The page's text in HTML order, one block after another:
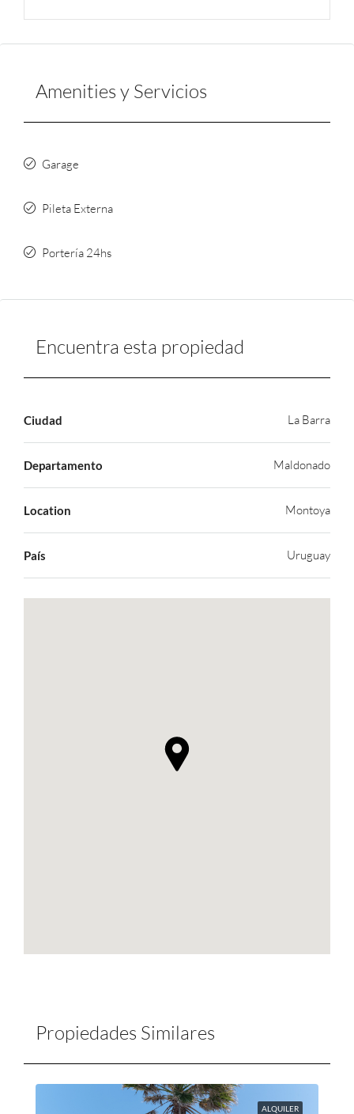
Amenities y Servicios
Garage
Pileta Externa
Portería 24hs
Encuentra esta propiedad
Ciudad La Barra
Departamento Maldonado
Location Montoya
País Uruguay
Propiedades Similares
ALQUILER